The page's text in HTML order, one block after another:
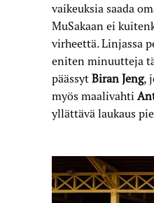
vaikeuksia saada
MuSakaan ei
virheettä. Linjassa
eniten minuutteja
päässytBiran Jeng,
myös maalivahti
yllättävä laukaus